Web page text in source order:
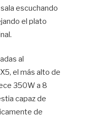
escuchando
el plato
al
el más alto de
350W a 8
capaz de
de